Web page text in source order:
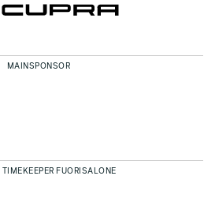
MAINSPONSOR
FUORISALONE